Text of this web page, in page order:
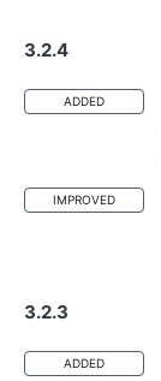
3.2.4
ADDED
IMPROVED
3.2.3
ADDED